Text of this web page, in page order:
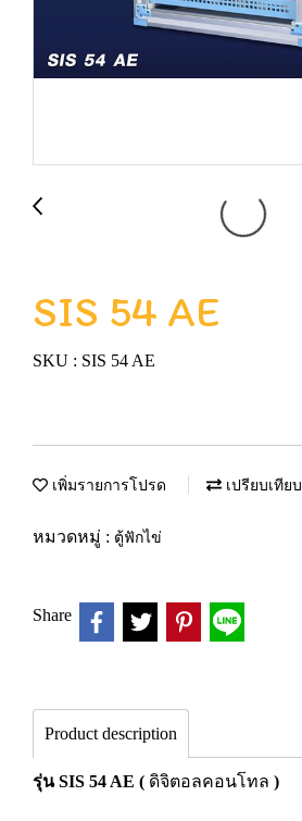
SIS 54 AE
SKU : SIS 54 AE
เพิ่มรายการโปรด เปรียบเทียบ
หมวดหมู่ : ตู้ฟักไข่
Share
Product description
รุ่น SIS 54 AE ( ดิจิตอลคอนโทล )